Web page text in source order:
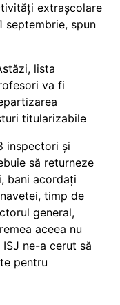
extrașcolare
septembrie, spun
lista
va fi
titularizabile
inspectori și
să returneze
bani acordați
timp de
general,
aceea nu
ne-a cerut să
pentru